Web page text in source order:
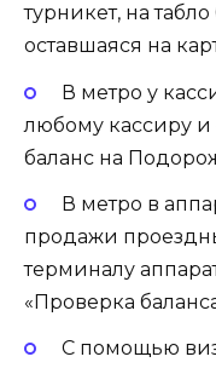
турникет, на
оставшаяся на
В метро у
любому кассиру и
баланс на
В метро в
продажи
терминалу
«Проверка
С помощью